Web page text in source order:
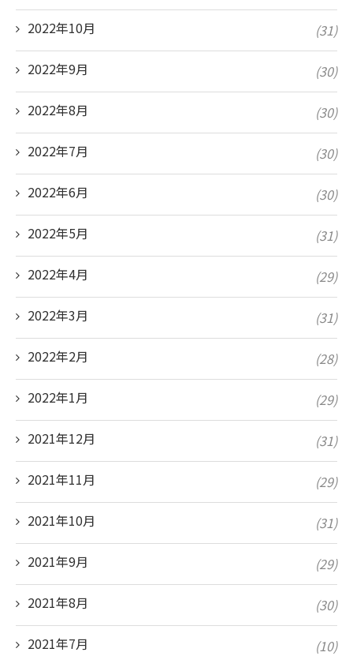
2022年10月 (31)
2022年9月 (30)
2022年8月 (30)
2022年7月 (30)
2022年6月 (30)
2022年5月 (31)
2022年4月 (29)
2022年3月 (31)
2022年2月 (28)
2022年1月 (29)
2021年12月 (31)
2021年11月 (29)
2021年10月 (31)
2021年9月 (29)
2021年8月 (30)
2021年7月 (10)